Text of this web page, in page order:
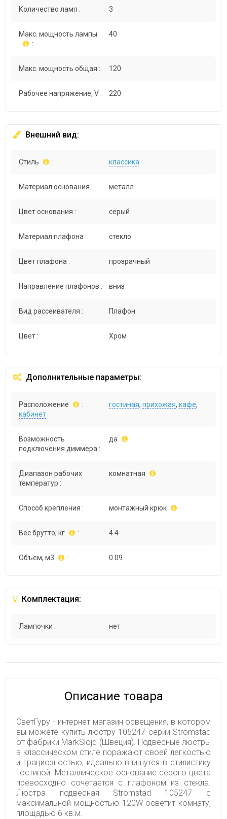
Количество ламп : 3
Макс. мощность лампы
:
40
Макс. мощность общая : 120
Рабочее напряжение, V : 220
Внешний вид:
Стиль : классика
Материал основания : металл
Цвет основания : серый
Материал плафона : стекло
Цвет плафона : прозрачный
Направление плафонов : вниз
Вид рассеивателя : Плафон
Цвет : Хром
Дополнительные параметры:
Расположение : гостиная,прихожая,кафе,
кабинет
Возможность
подключения диммера :
да
Диапазон рабочих
температур :
комнатная
Способ крепления : монтажный крюк
Вес брутто, кг : 4.4
Объем, м3 : 0.09
Комплектация:
Лампочки : нет
Описание товара
СветГуру - интернет магазин освещения, в котором
вы можете купить люстру 105247 серии Stromstad
от фабрики MarkSlojd (Швеция). Подвесные люстры
в классическом стиле поражают своей легкостью
и грациозностью, идеально впишутся в стилистику
гостиной. Металлическое основание серого цвета
превосходно сочетается с плафоном из стекла.
Люстра подвесная Stromstad 105247 с
максимальной мощностью 120W осветит комнату,
площадью 6 кв.м.